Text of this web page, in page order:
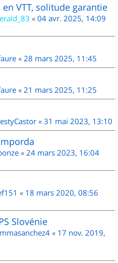
VTT, solitude garantie
« 04 avr. 2025, 14:09
« 28 mars 2025, 11:45
« 21 mars 2025, 11:25
« 31 mai 2023, 13:10
« 24 mars 2023, 16:04
« 18 mars 2020, 08:56
Slovénie
« 17 nov. 2019,